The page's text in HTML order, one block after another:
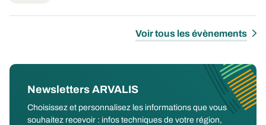
Voir tous les évènements
Newsletters ARVALIS
Choisissez et personnalisez les informations que vous
souhaitez recevoir : infos techniques de votre région,